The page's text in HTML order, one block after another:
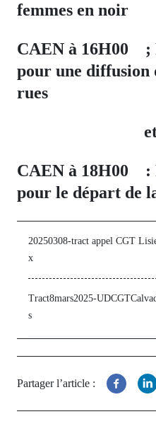
femmes en noir
CAEN à 16H00 ;
pour une diffusion
rues
et les
CAEN à 18H00 :
pour le départ de
20250308-tract appel CGT
x
Tract8mars2025-
s
Partager l’article :